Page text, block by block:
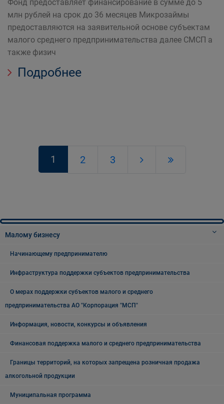
Фонд предоставляет финансирование в сумме до 5
млн рублей на срок до 36 месяцев Микрозаймы
предоставляются на заявительной основе субъектам
малого среднего предпринимательства далее СМСП а
также физич
Подробнее
1 2 3
Малому бизнесу
Начинающему предпринимателю
Инфраструктура поддержки субъектов предпринимательства
О мерах поддержки субъектов малого и среднего
предпринимательства АО "Корпорация "МСП"
Информация, новости, конкурсы и объявления
Финансовая поддержка малого и среднего предпринимательства
Границы территорий, на которых запрещена розничная продажа
алкогольной продукции
Муниципальная программа